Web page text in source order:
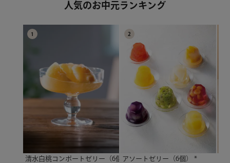
人気のお中元ランキング
1
清水白桃コンポートゼリー（6個）*
2
アソートゼリー（6個） *